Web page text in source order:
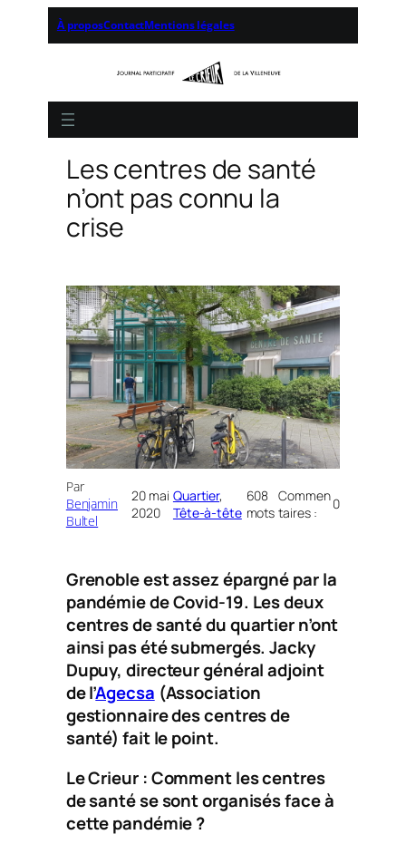
À proposContactMentions légales
Les centres de santé
n’ont pas connu la
crise
Par
Benjamin
Bultel
20 mai
2020
Quartier
Tête-à-tête
608
mots
Commen
taires :
0
Grenoble est assez épargné par la
pandémie de Covid-19. Les deux
centres de santé du quartier n’ont
ainsi pas été submergés. Jacky
Dupuy, directeur général adjoint
de l’Agecsa (Association
gestionnaire des centres de
santé) fait le point.
Le Crieur: Comment les centres
de santé se sont organisés face à
cette pandémie ?